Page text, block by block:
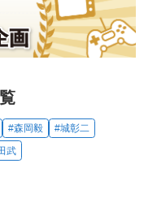
#森岡毅
#城彰二
武